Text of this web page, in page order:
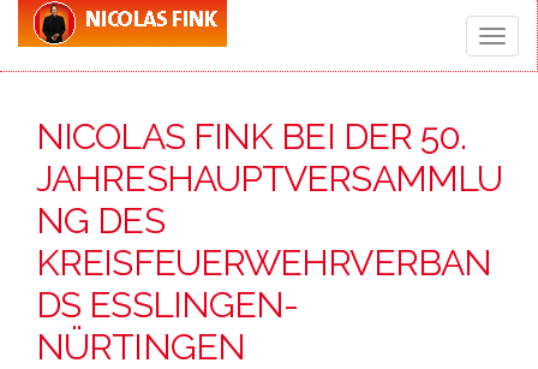
Toggle
NICOLAS FINK BEI DER 50.
JAHRESHAUPTVERSAMMLU
NG DES
KREISFEUERWEHRVERBAN
DS ESSLINGEN-
NÜRTINGEN